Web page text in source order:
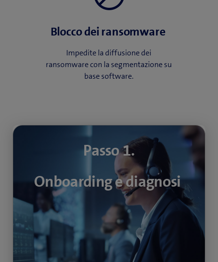
Blocco dei ransomware
Impedite la diffusione dei
ransomware con la segmentazione su
base software.
Passo 1.
Onboarding e diagnosi
Passo 1.
Onboarding e diagnosi
Un esperto Swisscom Edge Security vi
contatterà, raccoglierà le informazioni
necessarie e diagnosticherà il tipo di attacco.